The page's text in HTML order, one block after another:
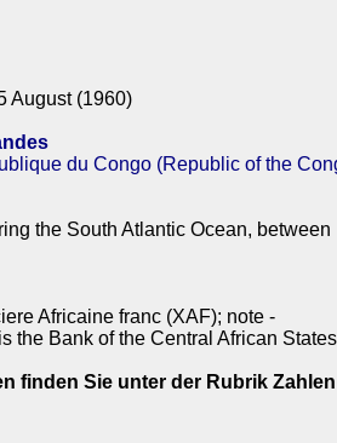
August (1960)
du Congo (Republic of the
the South Atlantic Ocean, between
Africaine franc (XAF); note -
the Bank of the Central African
finden Sie unter der Rubrik Zahlen